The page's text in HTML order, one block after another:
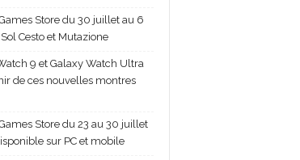
Store du 30 juillet au 6
Cesto et Mutazione
9 et Galaxy Watch Ultra
de ces nouvelles montres
Store du 23 au 30 juillet
sur PC et mobile